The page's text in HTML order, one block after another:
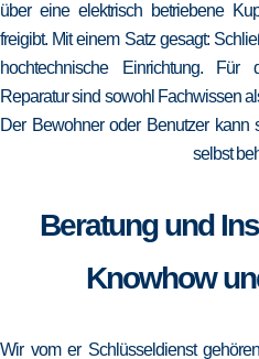
über eine elektrisch betriebene
freigibt. Mit einem Satz gesagt:
hochtechnische Einrichtung. Für
Reparatur sind sowohl Fachwissen
Der Bewohner oder Benutzer kann
selbst
Beratung und
Knowhow
Wir vom er Schlüsseldienst